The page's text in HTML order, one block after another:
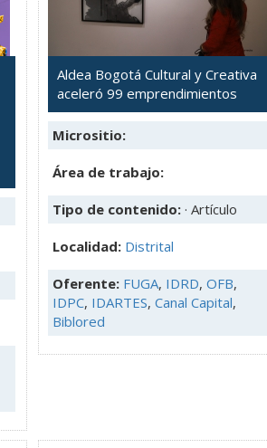
Aldea Bogotá Cultural y Creativa
aceleró 99 emprendimientos
Micrositio:
Área de trabajo:
Tipo de contenido: · Artículo
Localidad: Distrital
Oferente: FUGA, IDRD, OFB,
IDPC, IDARTES, Canal Capital,
Biblored